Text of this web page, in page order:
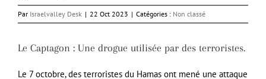
Par Israelvalley Desk | 22 Oct 2023 | Catégories : Non classé
Le Captagon : Une drogue utilisée par des terroristes.
Le 7 octobre, des terroristes du Hamas ont mené une attaque